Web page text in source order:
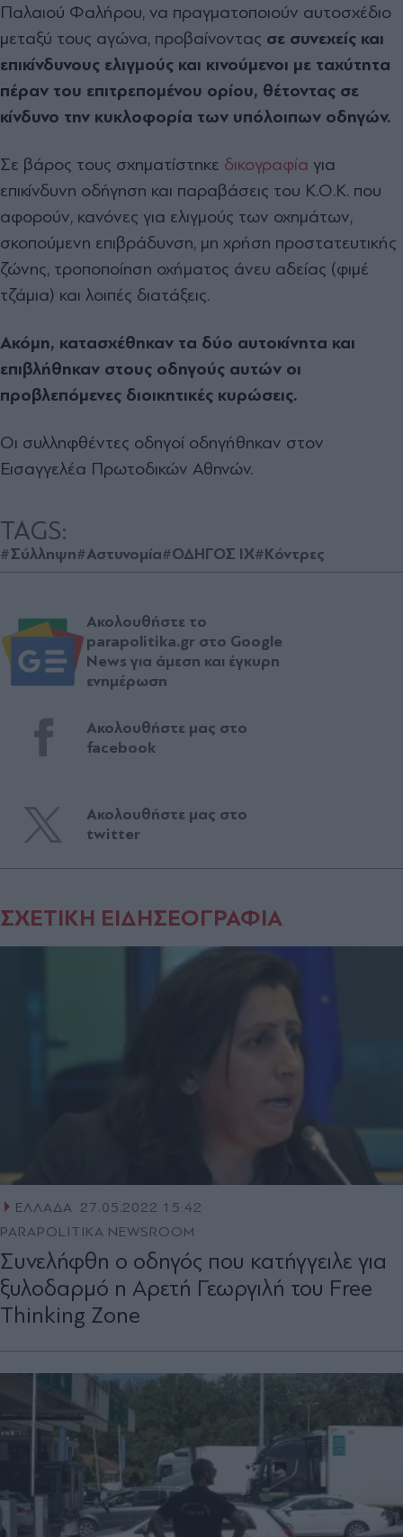
Παλαιού Φαλήρου, να πραγματοποιούν αυτοσχέδιο
μεταξύ τους αγώνα, προβαίνοντας σε συνεχείς και
επικίνδυνους ελιγμούς και κινούμενοι με ταχύτητα
πέραν του επιτρεπομένου ορίου, θέτοντας σε
κίνδυνο την κυκλοφορία των υπόλοιπων οδηγών.
Σε βάρος τους σχηματίστηκε δικογραφία για
επικίνδυνη οδήγηση και παραβάσεις του Κ.Ο.Κ. που
αφορούν, κανόνες για ελιγμούς των οχημάτων,
σκοπούμενη επιβράδυνση, μη χρήση προστατευτικής
ζώνης, τροποποίηση οχήματος άνευ αδείας (φιμέ
τζάμια) και λοιπές διατάξεις.
Ακόμη, κατασχέθηκαν τα δύο αυτοκίνητα και
επιβλήθηκαν στους οδηγούς αυτών οι
προβλεπόμενες διοικητικές κυρώσεις.
Οι συλληφθέντες οδηγοί οδηγήθηκαν στον
Εισαγγελέα Πρωτοδικών Αθηνών.
TAGS:
#Σύλληψη#Αστυνομία#ΟΔΗΓΟΣ ΙΧ#Κόντρες
Ακολουθήστε το
parapolitika.gr στο Google
News για άμεση και έγκυρη
ενημέρωση
Ακολουθήστε μας στο
facebook
Ακολουθήστε μας στο
twitter
ΣΧΕΤΙΚΗ ΕΙΔΗΣΕΟΓΡΑΦΙΑ
ΕΛΛΑΔΑ
27.05.2022 15:42
PARAPOLITIKA NEWSROOM
Συνελήφθη ο οδηγός που κατήγγειλε για
ξυλοδαρμό η Αρετή Γεωργιλή του Free
Thinking Zone